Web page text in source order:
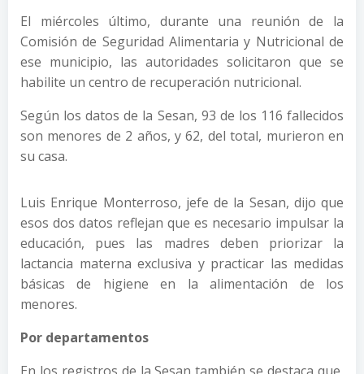
El miércoles último, durante una reunión de la
Comisión de Seguridad Alimentaria y Nutricional de
ese municipio, las autoridades solicitaron que se
habilite un centro de recuperación nutricional.
Según los datos de la Sesan, 93 de los 116 fallecidos
son menores de 2 años, y 62, del total, murieron en
su casa.
Luis Enrique Monterroso, jefe de la Sesan, dijo que
esos dos datos reflejan que es necesario impulsar la
educación, pues las madres deben priorizar la
lactancia materna exclusiva y practicar las medidas
básicas de higiene en la alimentación de los
menores.
Por departamentos